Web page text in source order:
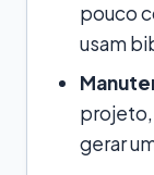
pouco
usam
projeto,
gerar